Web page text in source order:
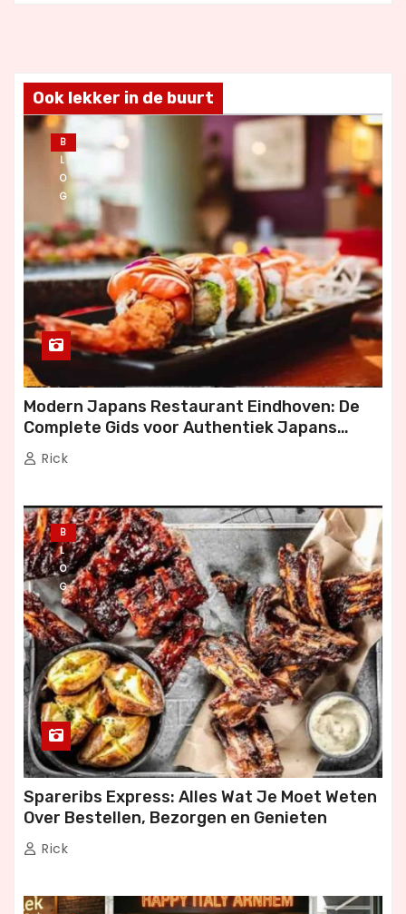
Ook lekker in de buurt
B
L
O
G
Modern Japans Restaurant Eindhoven: De
Complete Gids voor Authentiek Japans
Dineren
Rick
B
L
O
G
Spareribs Express: Alles Wat Je Moet Weten
Over Bestellen, Bezorgen en Genieten
Rick